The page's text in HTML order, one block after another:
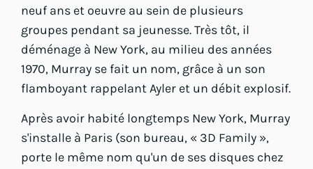
neuf ans et oeuvre au sein de plusieurs
groupes pendant sa jeunesse. Très tôt, il
déménage à New York, au milieu des années
1970, Murray se fait un nom, grâce à un son
flamboyant rappelant Ayler et un débit explosif.
Après avoir habité longtemps New York, Murray
s'installe à Paris (son bureau, « 3D Family »,
porte le même nom qu'un de ses disques chez